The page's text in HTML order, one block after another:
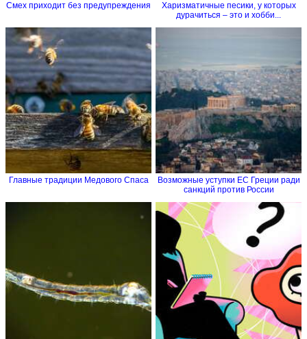
Смех приходит без предупреждения
Харизматичные песики, у которых
дурачиться – это и хобби...
Главные традиции Медового Спаса
Возможные уступки ЕС Греции ради
санкций против России